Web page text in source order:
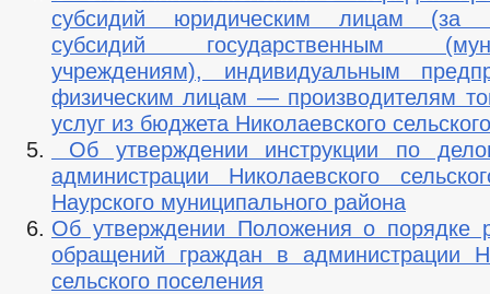
субсидий юридическим лицам (за
субсидий государственным
учреждениям), индивидуальным
физическим лицам — производителям
услуг из бюджета Николаевского
Об утверждении инструкции по
администрации Николаевского
Наурского муниципального района
Об утверждении Положения о порядке
обращений граждан в администрации
сельского поселения